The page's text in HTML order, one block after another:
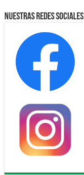
Nuestras Redes Sociales